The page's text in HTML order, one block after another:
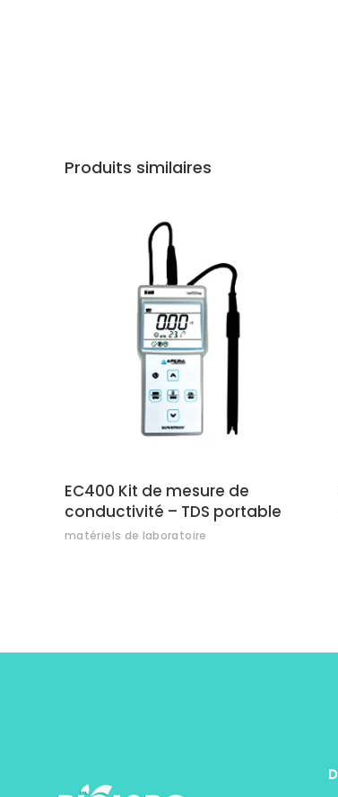
Produits similaires
AJOUTER AU DEVIS
EC400 Kit de mesure de
conductivité – TDS portable
matériels de laboratoire